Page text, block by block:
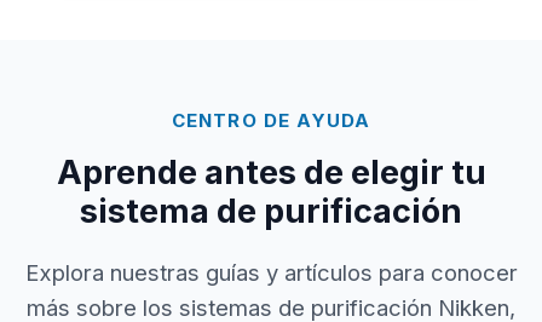
CENTRO DE AYUDA
Aprende antes de elegir tu
sistema de purificación
Explora nuestras guías y artículos para conocer
más sobre los sistemas de purificación Nikken,